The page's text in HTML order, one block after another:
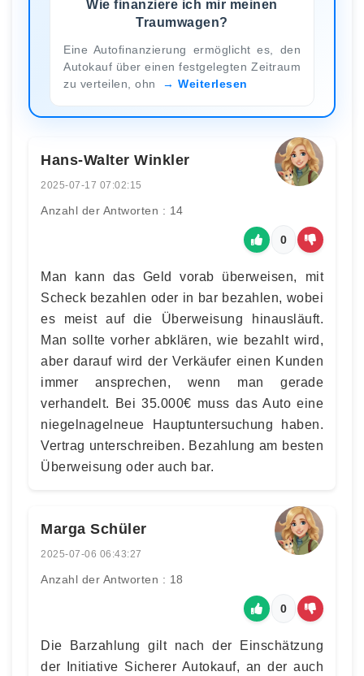
Wie finanziere ich mir meinen
Traumwagen?
Eine Autofinanzierung ermöglicht es, den
Autokauf über einen festgelegten Zeitraum
zu verteilen, ohn
Weiterlesen
Hans-Walter Winkler
2025-07-17 07:02:15
Anzahl der Antworten : 14
0
Man kann das Geld vorab überweisen, mit
Scheck bezahlen oder in bar bezahlen, wobei
es meist auf die Überweisung hinausläuft.
Man sollte vorher abklären, wie bezahlt wird,
aber darauf wird der Verkäufer einen Kunden
immer ansprechen, wenn man gerade
verhandelt. Bei 35.000€ muss das Auto eine
niegelnagelneue Hauptuntersuchung haben.
Vertrag unterschreiben. Bezahlung am besten
Überweisung oder auch bar.
Marga Schüler
2025-07-06 06:43:27
Anzahl der Antworten : 18
0
Die Barzahlung gilt nach der Einschätzung
der Initiative Sicherer Autokauf, an der auch